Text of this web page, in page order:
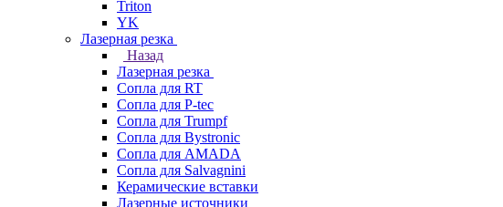
Triton
YK
Лазерная резка
Назад
Лазерная резка
Сопла для RT
Сопла для P-tec
Сопла для Trumpf
Сопла для Bystronic
Сопла для AMADA
Сопла для Salvagnini
Керамические вставки
Лазерные источники